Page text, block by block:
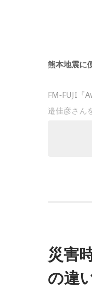
熊本地震に
FM-FUJI『
邉佳彦さん
番組では
さらに、被
ネーをだま
災害
の違